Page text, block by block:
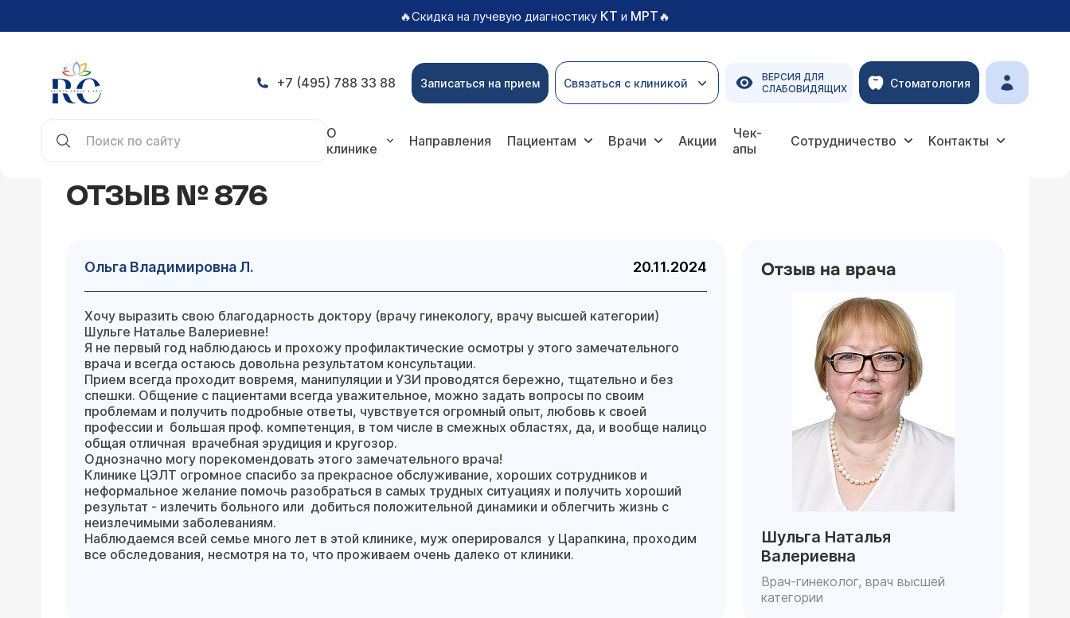
🔥Скидка на лучевую диагностику КТ и МРТ🔥
+7 (495) 788 33 88 Записаться на прием Связаться с клиникой
ВЕРСИЯ ДЛЯ
СЛАБОВИДЯЩИХ
Стоматология
О
клинике
Направления Пациентам Врачи Акции
Чек-
апы
Сотрудничество Контакты
ОТЗЫВ № 876
Ольга Владимировна Л. 20.11.2024
Хочу выразить свою благодарность доктору (врачу гинекологу, врачу высшей категории)
Шульге Наталье Валериевне!
Я не первый год наблюдаюсь и прохожу профилактические осмотры у этого замечательного
врача и всегда остаюсь довольна результатом консультации.
Прием всегда проходит вовремя, манипуляции и УЗИ проводятся бережно, тщательно и без
спешки. Общение с пациентами всегда уважительное, можно задать вопросы по своим
проблемам и получить подробные ответы, чувствуется огромный опыт, любовь к своей
профессии и большая проф. компетенция, в том числе в смежных областях, да, и вообще налицо
общая отличная врачебная эрудиция и кругозор.
Однозначно могу порекомендовать этого замечательного врача!
Клинике ЦЭЛТ огромное спасибо за прекрасное обслуживание, хороших сотрудников и
неформальное желание помочь разобраться в самых трудных ситуациях и получить хороший
результат - излечить больного или добиться положительной динамики и облегчить жизнь с
неизлечимыми заболеваниям.
Наблюдаемся всей семье много лет в этой клинике, муж оперировался у Царапкина, проходим
все обследования, несмотря на то, что проживаем очень далеко от клиники.
Отзыв на врача
Шульга Наталья
Валериевна
Врач-гинеколог, врач высшей
категории